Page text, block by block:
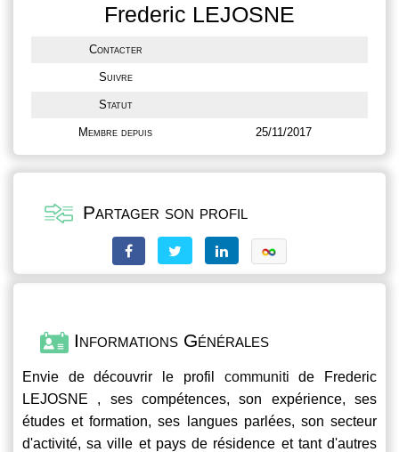
Frederic LEJOSNE
Contacter
Suivre
Statut
Membre depuis 25/11/2017
Partager son profil
Informations Générales
Envie de découvrir le profil communiti de Frederic
LEJOSNE , ses compétences, son expérience, ses
études et formation, ses langues parlées, son secteur
d'activité, sa ville et pays de résidence et tant d'autres